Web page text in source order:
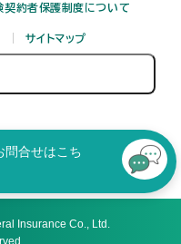
契約者保護制度について
サイトマップ
Insurance Co., Ltd.
問合せはこち